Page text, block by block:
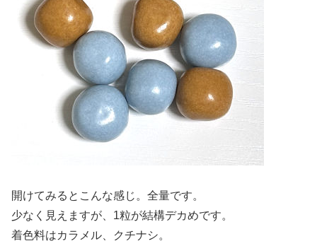
開けてみるとこんな感じ。全量です。
少なく見えますが、1粒が結構デカめです。
着色料はカラメル、クチナシ。